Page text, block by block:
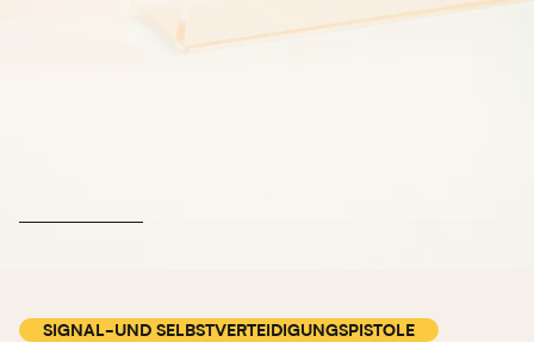
SIGNAL-UND SELBSTVERTEIDIGUNGSPISTOLE